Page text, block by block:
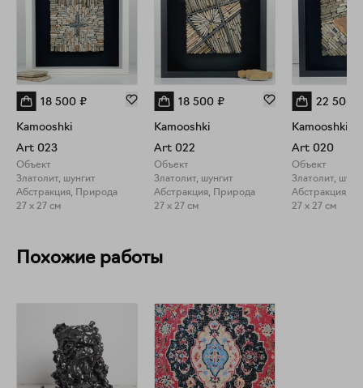
18 500 ₽
Kamooshki
Art 023
Объект
Златолит, шунгит
Абстракция, Природа
27 x 27 см
18 500 ₽
Kamooshki
Art 022
Объект
Златолит, шунгит
Абстракция, Природа
27 x 27 см
22 500
Kamooshki
Art 020
Объект
Абстракция,
27 x 27 см
Похожие работы